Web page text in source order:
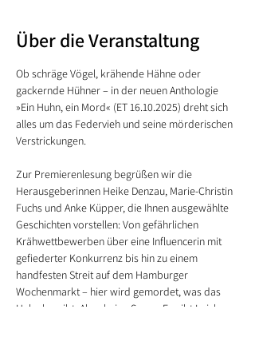
Über die Veranstaltung
Ob schräge Vögel, krähende Hähne oder
gackernde Hühner – in der neuen Anthologie
»Ein Huhn, ein Mord« (ET 16.10.2025) dreht sich
alles um das Federvieh und seine mörderischen
Verstrickungen.
Zur Premierenlesung begrüßen wir die
Herausgeberinnen Heike Denzau, Marie-Christin
Fuchs und Anke Küpper, die Ihnen ausgewählte
Geschichten vorstellen: Von gefährlichen
Krähwettbewerben über eine Influencerin mit
gefiederter Konkurrenz bis hin zu einem
handfesten Streit auf dem Hamburger
Wochenmarkt – hier wird gemordet, was das
Huhn hergibt. Aber keine Sorge: Es gibt Leichen,